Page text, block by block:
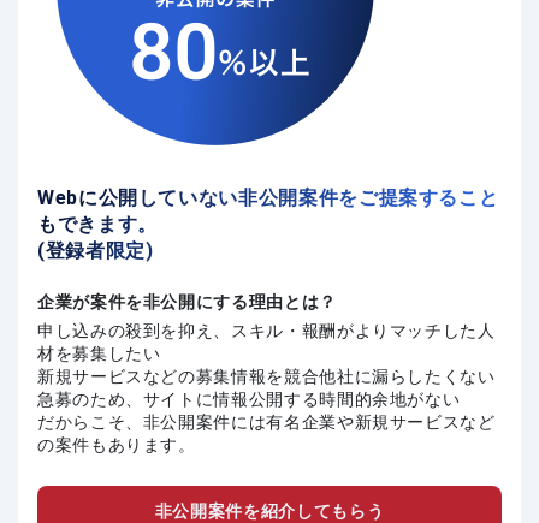
Webに公開していない非公開案件をご提案すること
もできます。
(登録者限定)
企業が案件を非公開にする理由とは？
申し込みの殺到を抑え、スキル・報酬がよりマッチした人
材を募集したい
新規サービスなどの募集情報を競合他社に漏らしたくない
急募のため、サイトに情報公開する時間的余地がない
だからこそ、非公開案件には有名企業や新規サービスなど
の案件もあります。
非公開案件を紹介してもらう